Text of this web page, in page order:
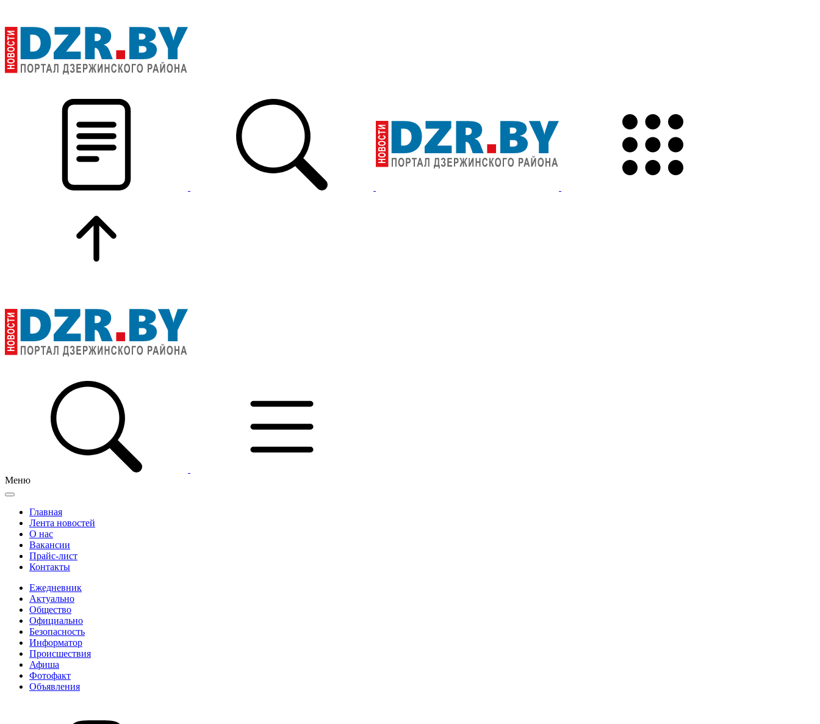
Меню
Главная
Лента новостей
О нас
Вакансии
Прайс-лист
Контакты
Ежедневник
Актуально
Общество
Официально
Безопасность
Информатор
Происшествия
Афиша
Фотофакт
Объявления